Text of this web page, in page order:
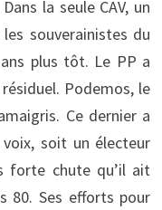
Dans la seule CAV, un
souverainistes du
plus tôt. Le PP a
Podemos, le
Ce dernier a
soit un électeur
forte chute qu’il ait
80. Ses efforts pour